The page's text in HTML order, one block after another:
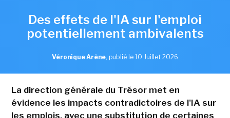
Des effets de l'IA sur l'emploi
potentiellement ambivalents
Véronique Arène, publié le 10 Juillet 2026
La direction générale du Trésor met en
évidence les impacts contradictoires de l'IA sur
les emplois, avec une substitution de certaines